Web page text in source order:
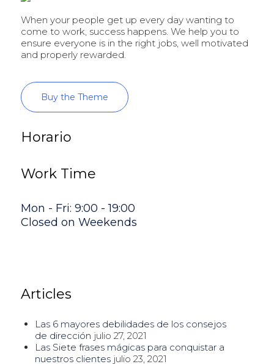
When your people get up every day wanting to
come to work, success happens. We help you to
ensure everyone is in the right jobs, well motivated
and properly rewarded.
Buy the Theme
Horario
Work Time
Mon - Fri: 9:00 - 19:00
Closed on Weekends
Articles
Las 6 mayores debilidades de los consejos
de dirección julio 27, 2021
Las Siete frases mágicas para conquistar a
nuestros clientes julio 23, 2021